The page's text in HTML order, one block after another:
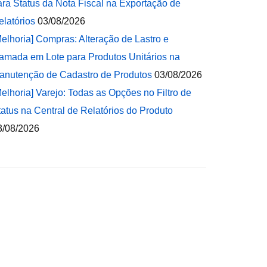
Status da Nota Fiscal na Exportação de
03/08/2026
Compras: Alteração de Lastro e
em Lote para Produtos Unitários na
de Cadastro de Produtos 03/08/2026
Varejo: Todas as Opções no Filtro de
na Central de Relatórios do Produto
08/2026